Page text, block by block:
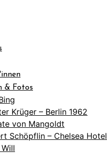
& Fotos
Krüger – Berlin 1962
von Mangoldt
Schöpflin – Chelsea Hotel